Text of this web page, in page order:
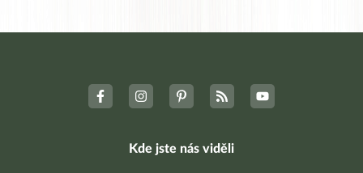
Kde jste nás viděli